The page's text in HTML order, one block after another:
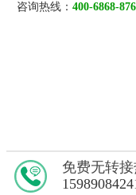
咨询热线： 400-6868-876
免费无转